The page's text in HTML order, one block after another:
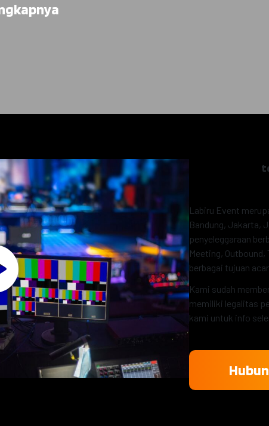
Labiru Event
Bandung, Jakarta,
penyeleggaraan
Meeting,
berbagai tujuan
Kami sudah
memiliki legalitas
kami untuk info